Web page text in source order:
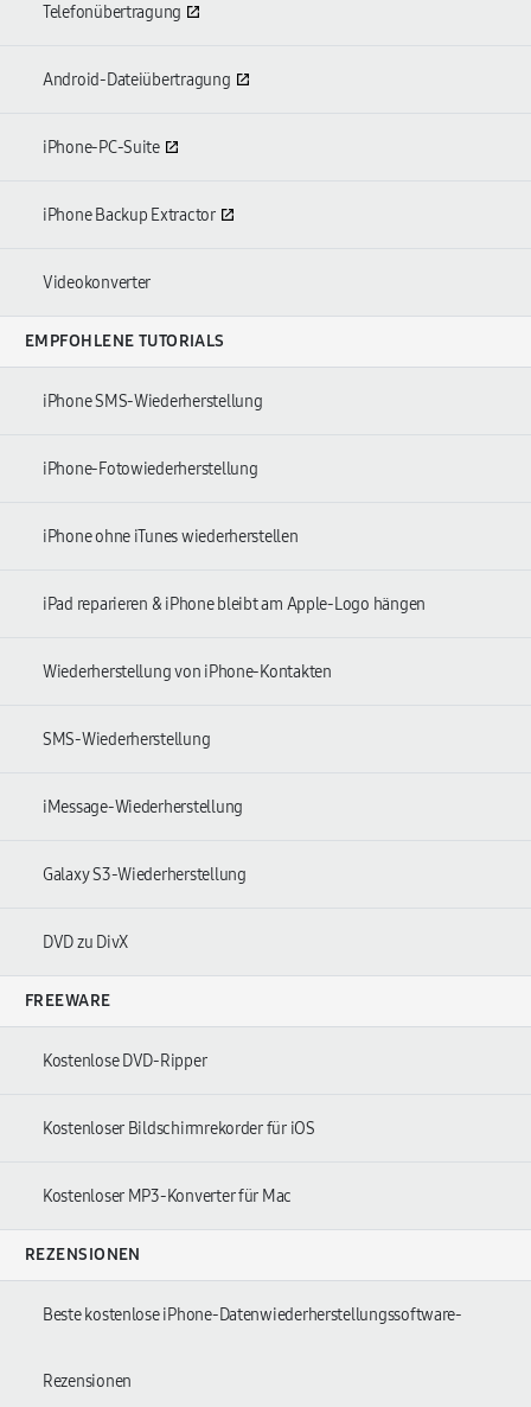
Telefonübertragung
Android-Dateiübertragung
iPhone-PC-Suite
iPhone Backup Extractor
Videokonverter
EMPFOHLENE TUTORIALS
iPhone SMS-Wiederherstellung
iPhone-Fotowiederherstellung
iPhone ohne iTunes wiederherstellen
iPad reparieren & iPhone bleibt am Apple-Logo hängen
Wiederherstellung von iPhone-Kontakten
SMS-Wiederherstellung
iMessage-Wiederherstellung
Galaxy S3-Wiederherstellung
DVD zu DivX
FREEWARE
Kostenlose DVD-Ripper
Kostenloser Bildschirmrekorder für iOS
Kostenloser MP3-Konverter für Mac
REZENSIONEN
Beste kostenlose iPhone-Datenwiederherstellungssoftware-
Rezensionen